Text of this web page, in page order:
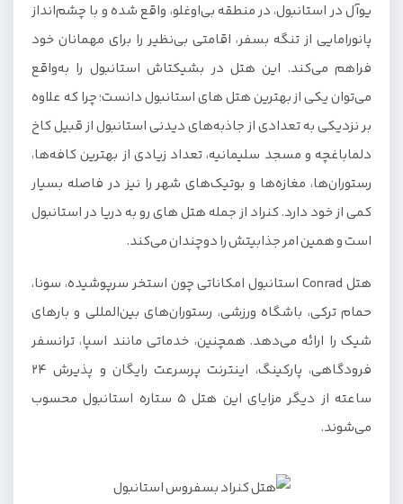
یوآل در استانبول، در منطقه بی‌اوغلو، واقع شده و با چشم‌انداز
پانورامایی از تنگه بسفر، اقامتی بی‌نظیر را برای مهمانان خود
فراهم می‌کند. این هتل در بشیکتاش استانبول را به‌واقع
می‌توان یکی از بهترین هتل های استانبول دانست؛ چرا که علاوه
بر نزدیکی به تعدادی از جاذبه‌های دیدنی استانبول از قبیل کاخ
دلماباغچه و مسجد سلیمانیه، تعداد زیادی از بهترین کافه‌ها،
رستوران‌ها، مغازه‌ها و بوتیک‌های شهر را نیز در فاصله بسیار
کمی از خود دارد. کنراد از جمله هتل های رو به دریا در استانبول
است و همین امر جذابیتش را دوچندان می‌کند.
هتل Conrad استانبول امکاناتی چون استخر سرپوشیده، سونا،
حمام ترکی، باشگاه ورزشی، رستوران‌های بین‌المللی و بارهای
شیک را ارائه می‌دهد. همچنین، خدماتی مانند اسپا، ترانسفر
فرودگاهی، پارکینگ، اینترنت پرسرعت رایگان و پذیرش ۲۴
ساعته از دیگر مزایای این هتل ۵ ستاره استانبول محسوب
می‌شوند.